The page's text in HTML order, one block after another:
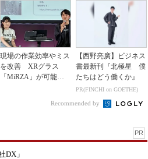
現場の作業効率やミス
を改善 XRグラス
「MiRZA」が可能に
【西野亮廣】ビジネス
書最新刊『北極星 僕
たちはどう働くか』
PR(FINCHI on GOETHE)
Recommended by
PR
DX」